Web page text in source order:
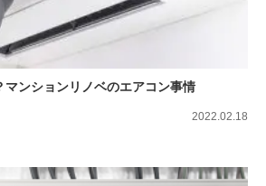
マンションリノベのエアコン事情
2022.02.18